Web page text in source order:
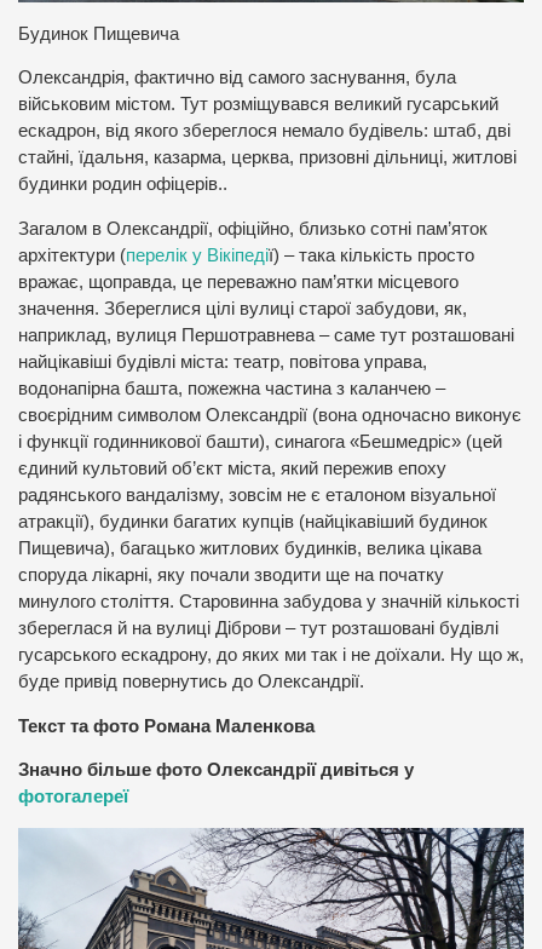
Будинок Пищевича
Олександрія, фактично від самого заснування, була
військовим містом. Тут розміщувався великий гусарський
ескадрон, від якого збереглося немало будівель: штаб, дві
стайні, їдальня, казарма, церква, призовні дільниці, житлові
будинки родин офіцерів..
Загалом в Олександрії, офіційно, близько сотні пам’яток
архітектури (перелік у Вікіпедії) – така кількість просто
вражає, щоправда, це переважно пам’ятки місцевого
значення. Збереглися цілі вулиці старої забудови, як,
наприклад, вулиця Першотравнева – саме тут розташовані
найцікавіші будівлі міста: театр, повітова управа,
водонапірна башта, пожежна частина з каланчею –
своєрідним символом Олександрії (вона одночасно виконує
і функції годинникової башти), синагога «Бешмедріс» (цей
єдиний культовий об’єкт міста, який пережив епоху
радянського вандалізму, зовсім не є еталоном візуальної
атракції), будинки багатих купців (найцікавіший будинок
Пищевича), багацько житлових будинків, велика цікава
споруда лікарні, яку почали зводити ще на початку
минулого століття. Старовинна забудова у значній кількості
збереглася й на вулиці Діброви – тут розташовані будівлі
гусарського ескадрону, до яких ми так і не доїхали. Ну що ж,
буде привід повернутись до Олександрії.
Текст та фото Романа Маленкова
Значно більше фото Олександрії дивіться у
фотогалереї